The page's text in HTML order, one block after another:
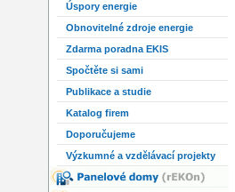
Úspory energie
Obnovitelné zdroje energie
Zdarma poradna EKIS
Spočtěte si sami
Publikace a studie
Katalog firem
Doporučujeme
Výzkumné a vzdělávací projekty